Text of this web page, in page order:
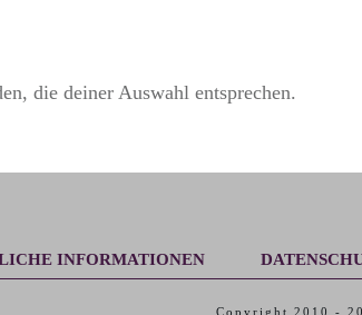
die deiner Auswahl entsprechen.
INFORMATIONEN
Copyright 2010 -